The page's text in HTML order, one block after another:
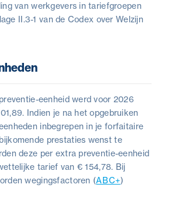
van werkgevers in tariefgroepen
II.3-1 van de Codex over Welzijn
eenheid werd voor 2026
Indien je na het opgebruiken
inbegrepen in je forfaitaire
prestaties wenst te
deze per extra preventie-eenheid
tarief van € 154,78. Bij
wegingsfactoren (ABC+)